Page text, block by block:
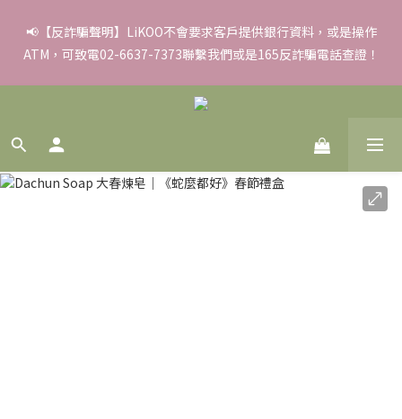
✨滿額好禮 ➊滿９９９贈▸彈力保濕面膜/盒 ➋滿１８８８贈▸蒸氣
熱敷眼罩/盒 ❸滿３３８８贈▸積雪草柔敏舒緩水凝霜EX/瓶
📢【反詐騙聲明】LiKOO不會要求客戶提供銀行資料，或是操作
ATM，可致電02-6637-7373聯繫我們或是165反詐騙電話查證！
✨滿額好禮 ➊滿９９９贈▸彈力保濕面膜/盒 ➋滿１８８８贈▸蒸氣
熱敷眼罩/盒 ❸滿３３８８贈▸積雪草柔敏舒緩水凝霜EX/瓶